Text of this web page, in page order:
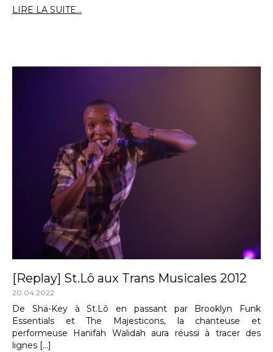
LIRE LA SUITE...
[Replay] St.Lô aux Trans Musicales 2012
20.04.2022
De Shä-Key à St.Lô en passant par Brooklyn Funk
Essentials et The Majesticons, la chanteuse et
performeuse Hanifah Walidah aura réussi à tracer des
lignes […]